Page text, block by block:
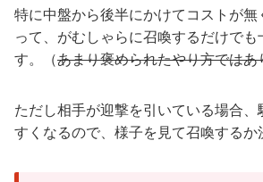
特に中盤から後半にかけてコストが無
って、がむしゃらに召喚するだけでも
す。（あまり褒められたやり方ではあ
ただし相手が迎撃を引いている場合
すくなるので、様子を見て召喚するか